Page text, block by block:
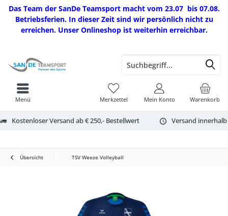
Das Team der SanDe Teamsport macht vom 23.07 bis 07.08.
Betriebsferien. In dieser Zeit sind wir persönlich nicht zu
erreichen. Unser Onlineshop ist weiterhin erreichbar.
Kostenloser Versand ab € 250,- Bestellwert Versand
Warenkorb
Merkzettel Mein Konto
Menü
Übersicht TSV Weeze Volleyball